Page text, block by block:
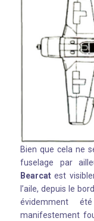
Bien que cela ne
fuselage par
Bearcat est
l’aile, depuis le
évidemment
manifestement